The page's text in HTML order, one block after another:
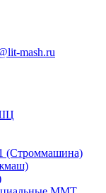
mash.ru
(Строммашина)